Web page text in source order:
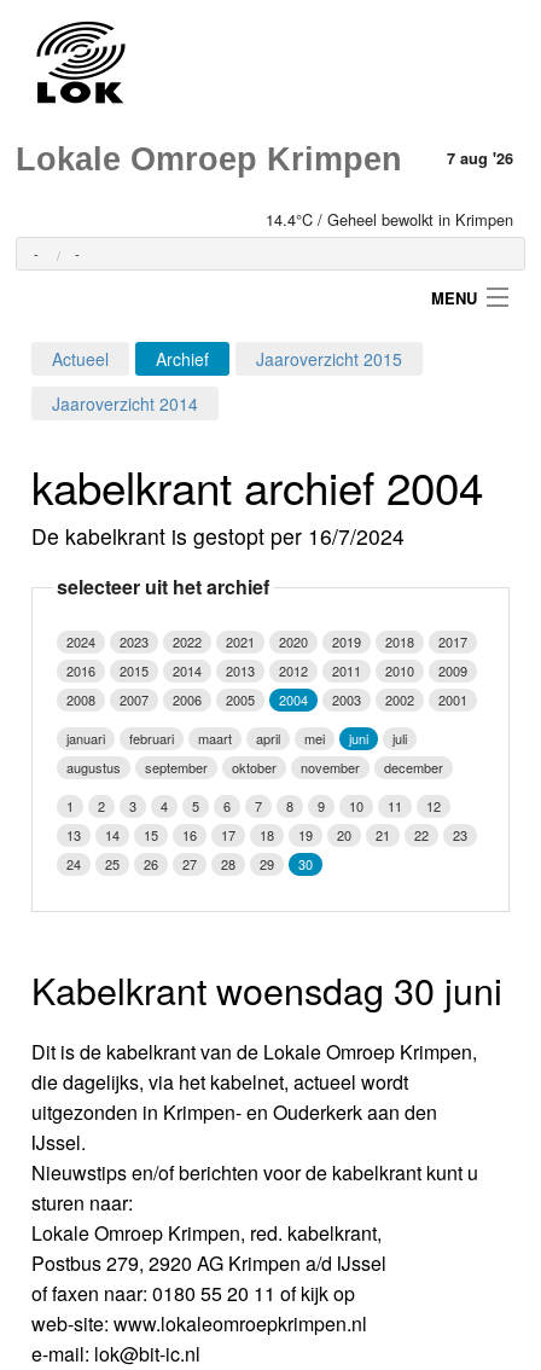
Lokale Omroep Krimpen 7 aug '26
14.4°C / Geheel bewolkt in Krimpen
- -
MENU
Programma's
Video
Webcam
Info
Actueel Archief
Jaaroverzicht 2015
Jaaroverzicht 2014
kabelkrant archief 2004
De kabelkrant is gestopt per 16/7/2024
selecteer uit het archief
2024 2023 2022 2021 2020 2019 2018
2017
2016
2015 2014 2013 2012 2011 2010
2009
2008
2007 2006 2005 2004 2003 2002
2001
januari
februari maart april mei juni
juli
augustus
september oktober november
december
1
2 3 4 5 6 7 8 9 10 11
12
13
14 15 16 17 18 19 20 21 22
23
24
25 26 27 28 29 30
Kabelkrant woensdag 30 juni
Dit is de kabelkrant van de Lokale Omroep Krimpen,
die dagelijks, via het kabelnet, actueel wordt
uitgezonden in Krimpen- en Ouderkerk aan den
IJssel.
Nieuwstips en/of berichten voor de kabelkrant kunt u
sturen naar:
Lokale Omroep Krimpen, red. kabelkrant,
Postbus 279, 2920 AG Krimpen a/d IJssel
of faxen naar: 0180 55 20 11 of kijk op
web-site: www.lokaleomroepkrimpen.nl
e-mail: lok@bit-ic.nl